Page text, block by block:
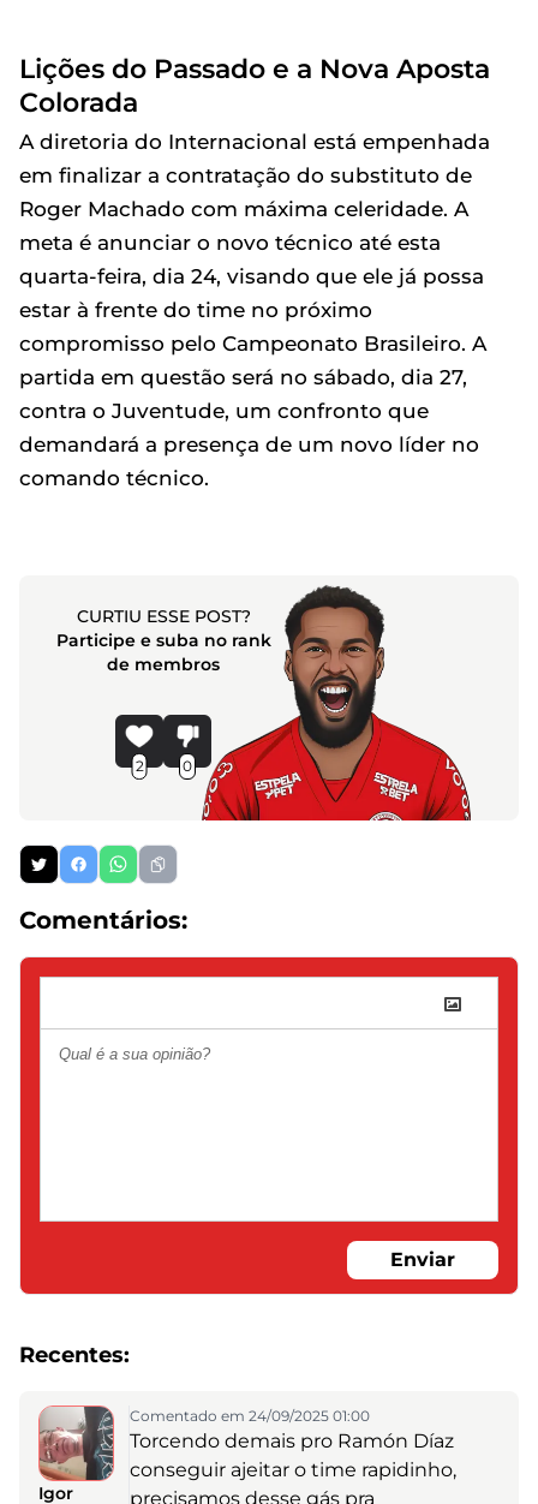
Lições do Passado e a Nova Aposta
Colorada
A diretoria do Internacional está empenhada
em finalizar a contratação do substituto de
Roger Machado com máxima celeridade. A
meta é anunciar o novo técnico até esta
quarta-feira, dia 24, visando que ele já possa
estar à frente do time no próximo
compromisso pelo Campeonato Brasileiro. A
partida em questão será no sábado, dia 27,
contra o Juventude, um confronto que
demandará a presença de um novo líder no
comando técnico.
CURTIU ESSE POST?
Participe e suba no rank
de membros
2 0
Comentários:
Enviar
Recentes:
Igor
Comentado em 24/09/2025 01:00
Torcendo demais pro Ramón Díaz
conseguir ajeitar o time rapidinho,
precisamos desse gás pra